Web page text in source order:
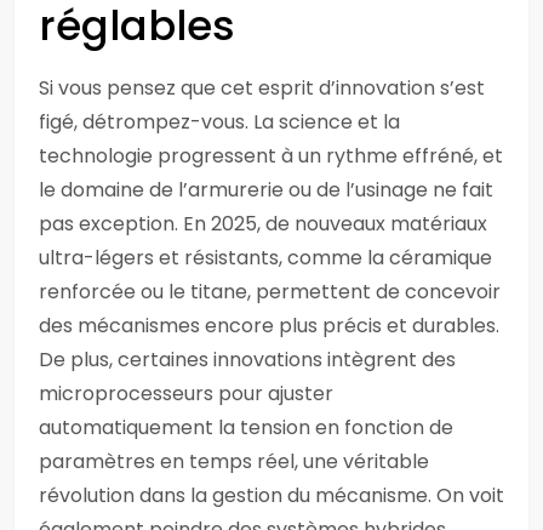
réglables
Si vous pensez que cet esprit d’innovation s’est
figé, détrompez-vous. La science et la
technologie progressent à un rythme effréné, et
le domaine de l’armurerie ou de l’usinage ne fait
pas exception. En 2025, de nouveaux matériaux
ultra-légers et résistants, comme la céramique
renforcée ou le titane, permettent de concevoir
des mécanismes encore plus précis et durables.
De plus, certaines innovations intègrent des
microprocesseurs pour ajuster
automatiquement la tension en fonction de
paramètres en temps réel, une véritable
révolution dans la gestion du mécanisme. On voit